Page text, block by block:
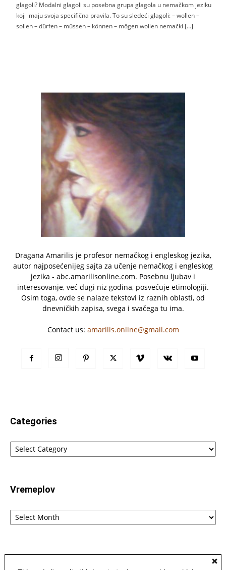
glagoli? Modalni glagoli su posebna grupa glagola u nemačkom jeziku
koji imaju svoja specifična pravila. To su sledeći glagoli: – wollen –
sollen – dürfen – müssen – können – mögen wollen nemački […]
Dragana Amarilis je profesor nemačkog i engleskog jezika,
autor najposećenijeg sajta za učenje nemačkog i engleskog
jezika - abc.amarilisonline.com. Posebnu ljubav i
interesovanje, već dugi niz godina, posvećuje etimologiji.
Osim toga, ovde se nalaze tekstovi iz raznih oblasti, od
dnevničkih zapisa, svega i svačega tu ima.
Contact us: amarilis.online@gmail.com
Categories
Categories
Vremeplov
Vremeplov